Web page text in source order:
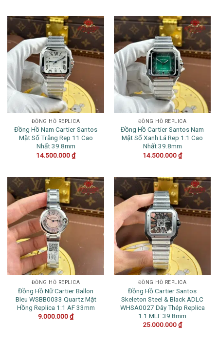
ĐỒNG HỒ REPLICA
Đồng Hồ Nam Cartier Santos
Mặt Số Trắng Rep 11 Cao
Nhất 39.8mm
14.500.000₫
ĐỒNG HỒ REPLICA
Đồng Hồ Cartier Santos Nam
Mặt Số Xanh Lá Rep 1:1 Cao
Nhất 39.8mm
14.500.000₫
ĐỒNG HỒ REPLICA
Đồng Hồ Nữ Cartier Ballon
Bleu WSBB0033 Quartz Mặt
Hồng Replica 1:1 AF 33mm
9.000.000₫
ĐỒNG HỒ REPLICA
Đồng Hồ Cartier Santos
Skeleton Steel & Black ADLC
WHSA0027 Dây Thép Replica
1:1 MLF 39.8mm
25.000.000₫